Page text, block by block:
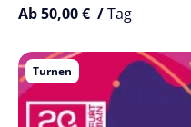
Ab 50,00 € /Tag
Turnen